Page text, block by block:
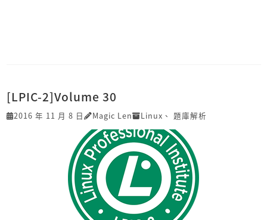
[LPIC-2]Volume 30
2016 年 11 月 8 日 Magic Len Linux 、 題庫解析